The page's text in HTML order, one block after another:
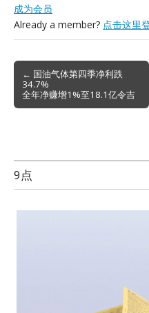
成为会员
Already a member? 点击这里
Post
navigation
← 国油气体第四季净利跌
34.7%
全年净赚增1%至18.1亿令吉
9点